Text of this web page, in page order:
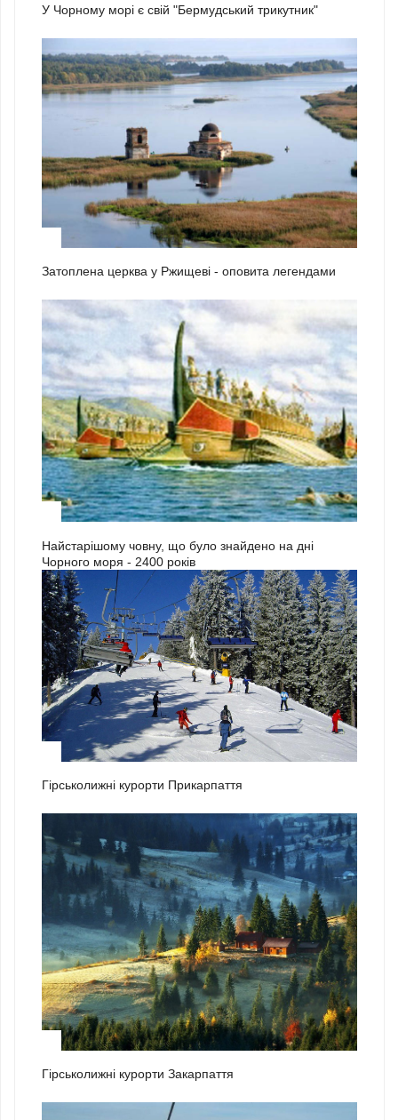
У Чорному морі є свій "Бермудський трикутник"
Затоплена церква у Ржищеві - оповита легендами
Найстарішому човну, що було знайдено на дні
Чорного моря - 2400 років
Гірськолижні курорти Прикарпаття
Гірськолижні курорти Закарпаття